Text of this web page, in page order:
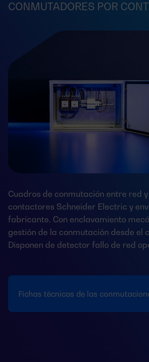
CONMUTADORES POR
Cuadros de conmutación entre red
contactores Schneider Electric y
fabricante. Con enclavamiento
gestión de la conmutación desde el
Disponen de detector fallo de red
Fichas técnicas de las